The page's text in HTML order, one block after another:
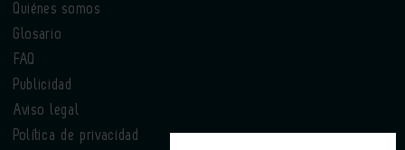
Quiénes somos
Glosario
FAQ
Publicidad
Aviso legal
Política de privacidad